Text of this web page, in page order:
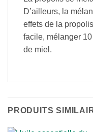
D’ailleurs, la
effets de la
facile, mélanger
de miel.
PRODUITS